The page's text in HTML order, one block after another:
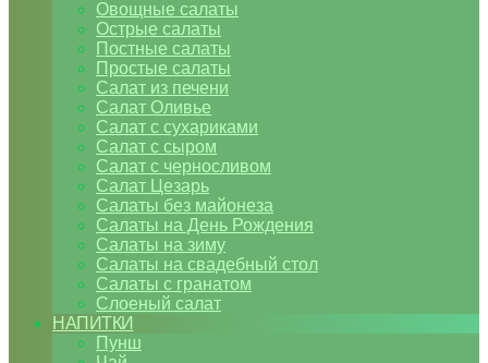
Овощные салаты
Острые салаты
Постные салаты
Простые салаты
Салат из печени
Салат Оливье
Салат с сухариками
Салат с сыром
Салат с черносливом
Салат Цезарь
Салаты без майонеза
Салаты на День Рождения
Салаты на зиму
Салаты на свадебный стол
Салаты с гранатом
Слоеный салат
НАПИТКИ
Пунш